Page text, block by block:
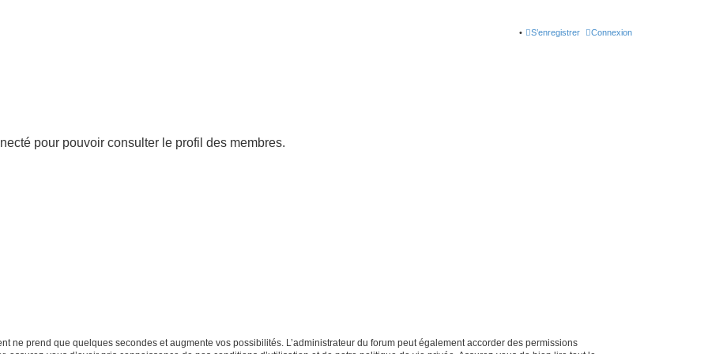
Connexion
S’enregistrer
pour pouvoir consulter le profil des membres.
ne prend que quelques secondes et augmente vos possibilités. L’administrateur du forum peut également accorder des permissions